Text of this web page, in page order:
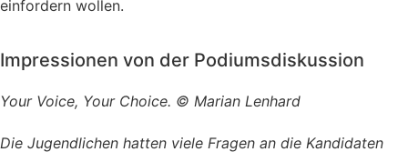
einfordern wollen.
Impressionen von der Podiumsdiskussion
Your Voice, Your Choice. © Marian Lenhard
Die Jugendlichen hatten viele Fragen an die Kandidaten